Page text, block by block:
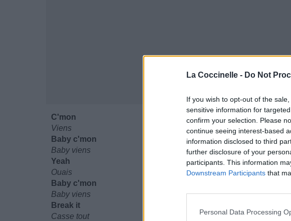
La Coccinelle - Do Not
If you wish to opt-out of the
sensitive information for
confirm your selection. Please
continue seeing interest-based
information disclosed to third
further disclosure of your
participants. This information
Downstream Participants that
Personal Data Processing
C'mon
Viens
Baby c'mon
Baby viens
Yeah
Ouais
Baby c'mon
Baby viens
Break it
Casse tout